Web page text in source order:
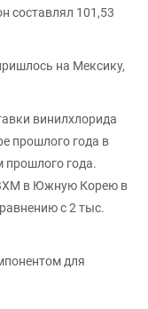
составлял 101,53
на Мексику,
винилхлорида
прошлого года в
прошлого года.
в Южную Корею в
с 2 тыс.
для